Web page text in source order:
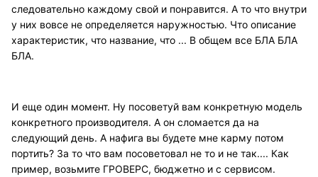
следовательно каждому свой и понравится. А то что внутри
у них вовсе не определяется наружностью. Что описание
характеристик, что название, что ... В общем все БЛА БЛА
БЛА.
И еще один момент. Ну посоветуй вам конкретную модель
конкретного производителя. А он сломается да на
следующий день. А нафига вы будете мне карму потом
портить? За то что вам посоветовал не то и не так.... Как
пример, возьмите ГРОВЕРС, бюджетно и с сервисом.